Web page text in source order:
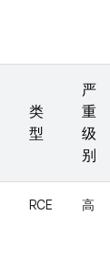
类
型
严
重
级
别
RCE 高